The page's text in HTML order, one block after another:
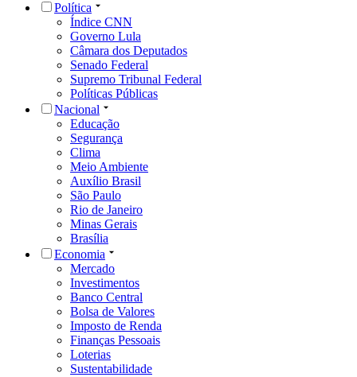
Política
Índice CNN
Governo Lula
Câmara dos Deputados
Senado Federal
Supremo Tribunal Federal
Políticas Públicas
Nacional
Educação
Segurança
Clima
Meio Ambiente
Auxílio Brasil
São Paulo
Rio de Janeiro
Minas Gerais
Brasília
Economia
Mercado
Investimentos
Banco Central
Bolsa de Valores
Imposto de Renda
Finanças Pessoais
Loterias
Sustentabilidade